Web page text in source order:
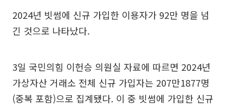
2024년 빗썸에 신규 가입한 이용자가 92만 명을 넘
긴 것으로 나타났다.
3일 국민의힘 이헌승 의원실 자료에 따르면 2024년
가상자산 거래소 전체 신규 가입자는 207만1877명
(중복 포함)으로 집계됐다. 이 중 빗썸에 가입한 신규